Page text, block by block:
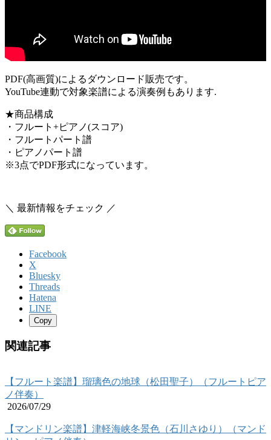
PDF(高画質)によるダウンロード販売です。
YouTube連動で対象楽譜による演奏例もあります.
★商品構成
・フルート+ピアノ(スコア)
・フルートパート譜
・ピアノパート譜
※3点でPDF形式になっています。
＼ 最新情報をチェック ／
Facebook
X
Bluesky
Threads
Hatena
LINE
Copy
関連記事
【フルート楽譜】瑠璃色の地球（松田聖子）（フルートピア
ノ伴奏）
2026/07/29
【マンドリン楽譜】津軽海峡冬景色（石川さゆり）（マンド